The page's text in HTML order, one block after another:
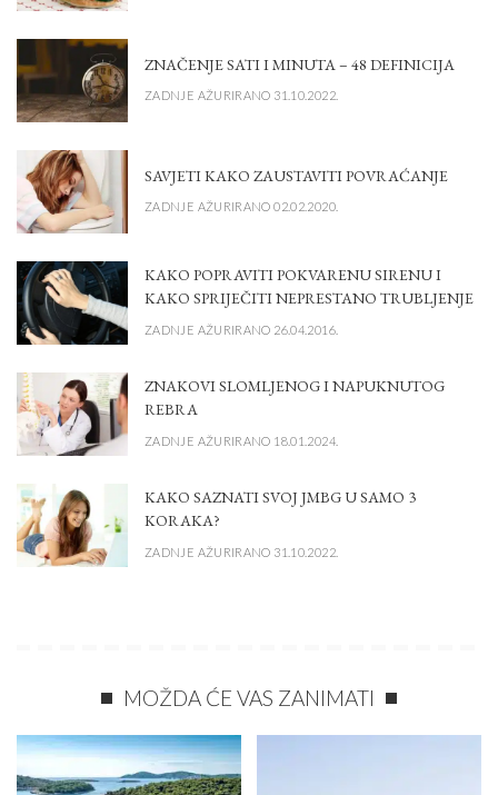
ZNAČENJE SATI I MINUTA – 48 DEFINICIJA
ZADNJE AŽURIRANO 31.10.2022.
SAVJETI KAKO ZAUSTAVITI POVRAĆANJE
ZADNJE AŽURIRANO 02.02.2020.
KAKO POPRAVITI POKVARENU SIRENU I
KAKO SPRIJEČITI NEPRESTANO TRUBLJENJE
ZADNJE AŽURIRANO 26.04.2016.
ZNAKOVI SLOMLJENOG I NAPUKNUTOG
REBRA
ZADNJE AŽURIRANO 18.01.2024.
KAKO SAZNATI SVOJ JMBG U SAMO 3
KORAKA?
ZADNJE AŽURIRANO 31.10.2022.
MOŽDA ĆE VAS ZANIMATI